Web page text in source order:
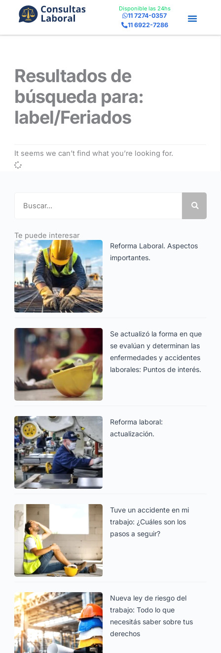
Disponible las 24hs
11 7274-0357
11 6922-7286
Resultados de
búsqueda para:
label/Feriados
It seems we can’t find what you’re looking for.
Te puede interesar
Reforma Laboral. Aspectos
importantes.
Se actualizó la forma en que
se evalúan y determinan las
enfermedades y accidentes
laborales: Puntos de interés.
Reforma laboral:
actualización.
Tuve un accidente en mi
trabajo: ¿Cuáles son los
pasos a seguir?
Nueva ley de riesgo del
trabajo: Todo lo que
necesitás saber sobre tus
derechos